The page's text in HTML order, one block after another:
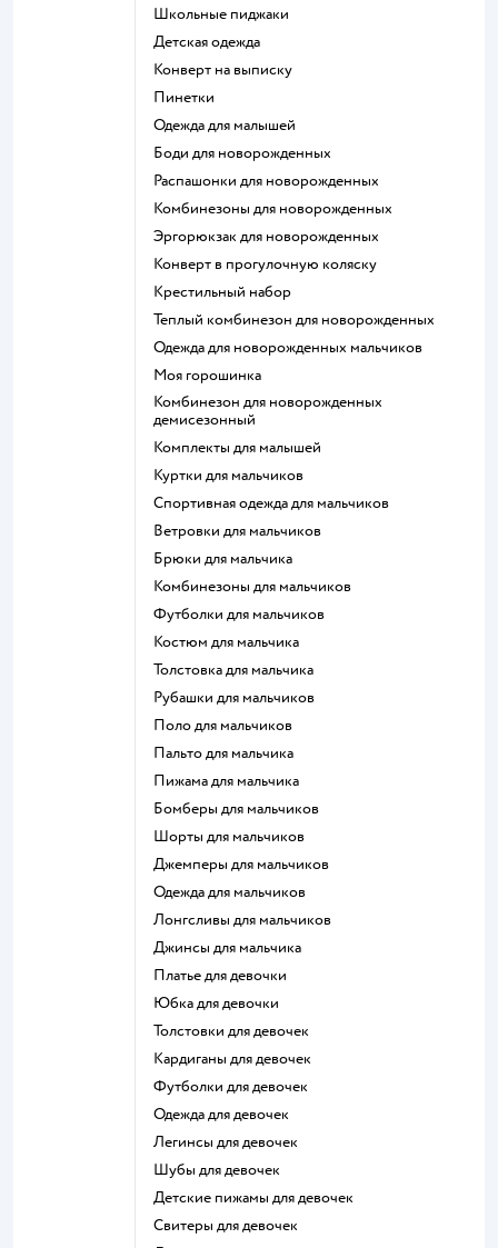
Школьные пиджаки
Детская одежда
Конверт на выписку
Пинетки
Одежда для малышей
Боди для новорожденных
Распашонки для новорожденных
Комбинезоны для новорожденных
Эргорюкзак для новорожденных
Конверт в прогулочную коляску
Крестильный набор
Теплый комбинезон для новорожденных
Одежда для новорожденных мальчиков
Моя горошинка
Комбинезон для новорожденных
демисезонный
Комплекты для малышей
Куртки для мальчиков
Спортивная одежда для мальчиков
Ветровки для мальчиков
Брюки для мальчика
Комбинезоны для мальчиков
Футболки для мальчиков
Костюм для мальчика
Толстовка для мальчика
Рубашки для мальчиков
Поло для мальчиков
Пальто для мальчика
Пижама для мальчика
Бомберы для мальчиков
Шорты для мальчиков
Джемперы для мальчиков
Одежда для мальчиков
Лонгсливы для мальчиков
Джинсы для мальчика
Платье для девочки
Юбка для девочки
Толстовки для девочек
Кардиганы для девочек
Футболки для девочек
Одежда для девочек
Легинсы для девочек
Шубы для девочек
Детские пижамы для девочек
Свитеры для девочек